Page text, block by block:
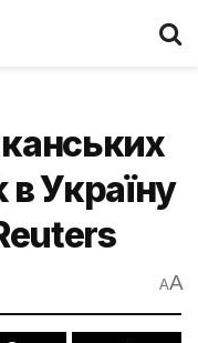
Україну
AA